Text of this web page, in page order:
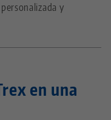
y
en una